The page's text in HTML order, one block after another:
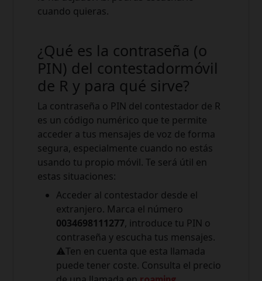
cuando quieras.
¿Qué es la contraseña (o
PIN) del contestadormóvil
de R y para qué sirve?
La contraseña o PIN del contestador de R
es un código numérico que te permite
acceder a tus mensajes de voz de forma
segura, especialmente cuando no estás
usando tu propio móvil. Te será útil en
estas situaciones:
Acceder al contestador desde el
extranjero. Marca el número
0034698111277, introduce tu PIN o
contraseña y escucha tus mensajes.
⚠️Ten en cuenta que esta llamada
puede tener coste. Consulta el precio